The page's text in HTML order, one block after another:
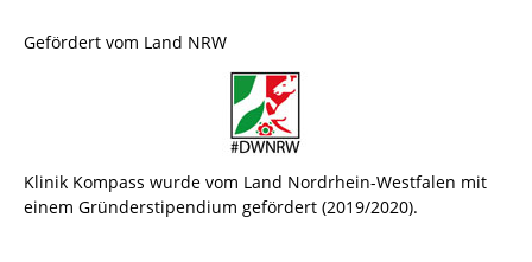
Gefördert vom Land NRW
Klinik Kompass wurde vom Land Nordrhein-Westfalen mit
einem Gründerstipendium gefördert (2019/2020).